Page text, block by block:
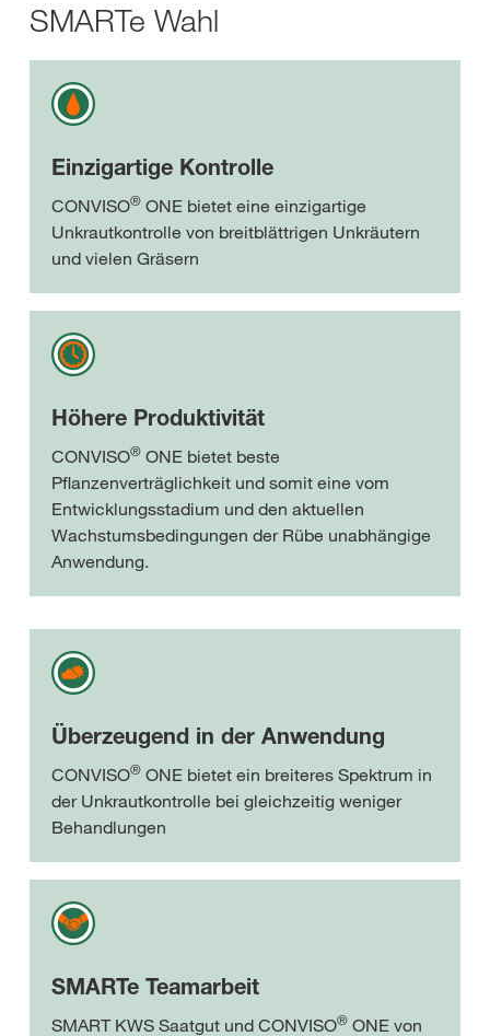
SMARTe Wahl
Einzigartige Kontrolle
CONVISO® ONE bietet eine einzigartige
Unkrautkontrolle von breitblättrigen Unkräutern
und vielen Gräsern
Höhere Produktivität
CONVISO® ONE bietet beste
Pflanzenverträglichkeit und somit eine vom
Entwicklungsstadium und den aktuellen
Wachstumsbedingungen der Rübe unabhängige
Anwendung.
Überzeugend in der Anwendung
CONVISO® ONE bietet ein breiteres Spektrum in
der Unkrautkontrolle bei gleichzeitig weniger
Behandlungen
SMARTe Teamarbeit
SMART KWS Saatgut und CONVISO® ONE von